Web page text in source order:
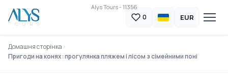
Alys Tours - 11356
0 EUR
Домашня сторінка
Пригоди на конях: прогулянка пляжем і лісом з сімейними поні